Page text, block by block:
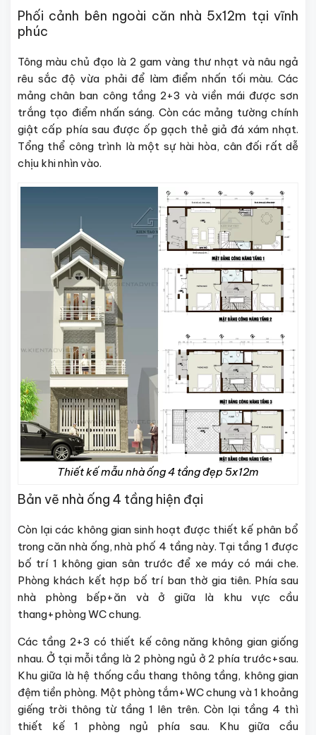
Phối cảnh bên ngoài căn nhà 5x12m tại vĩnh
phúc
Tông màu chủ đạo là 2 gam vàng thư nhạt và nâu ngả
rêu sắc độ vừa phải để làm điểm nhấn tối màu. Các
mảng chân ban công tầng 2+3 và viền mái được sơn
trắng tạo điểm nhấn sáng. Còn các mảng tường chính
giật cấp phía sau được ốp gạch thẻ giả đá xám nhạt.
Tổng thể công trình là một sự hài hòa, cân đối rất dễ
chịu khi nhìn vào.
Thiết kế mẫu nhà ống 4 tầng đẹp 5x12m
Bản vẽ nhà ống 4 tầng hiện đại
Còn lại các không gian sinh hoạt được thiết kế phân bổ
trong căn nhà ống, nhà phố 4 tầng này. Tại tầng 1 được
bố trí 1 không gian sân trước để xe máy có mái che.
Phòng khách kết hợp bố trí ban thờ gia tiên. Phía sau
nhà phòng bếp+ăn và ở giữa là khu vực cầu
thang+phòng WC chung.
Các tầng 2+3 có thiết kế công năng không gian giống
nhau. Ở tại mỗi tầng là 2 phòng ngủ ở 2 phía trước+sau.
Khu giữa là hệ thống cầu thang thông tầng, không gian
đệm tiền phòng. Một phòng tắm+WC chung và 1 khoảng
giếng trời thông từ tầng 1 lên trên. Còn lại tầng 4 thì
thiết kế 1 phòng ngủ phía sau. Khu giữa cầu